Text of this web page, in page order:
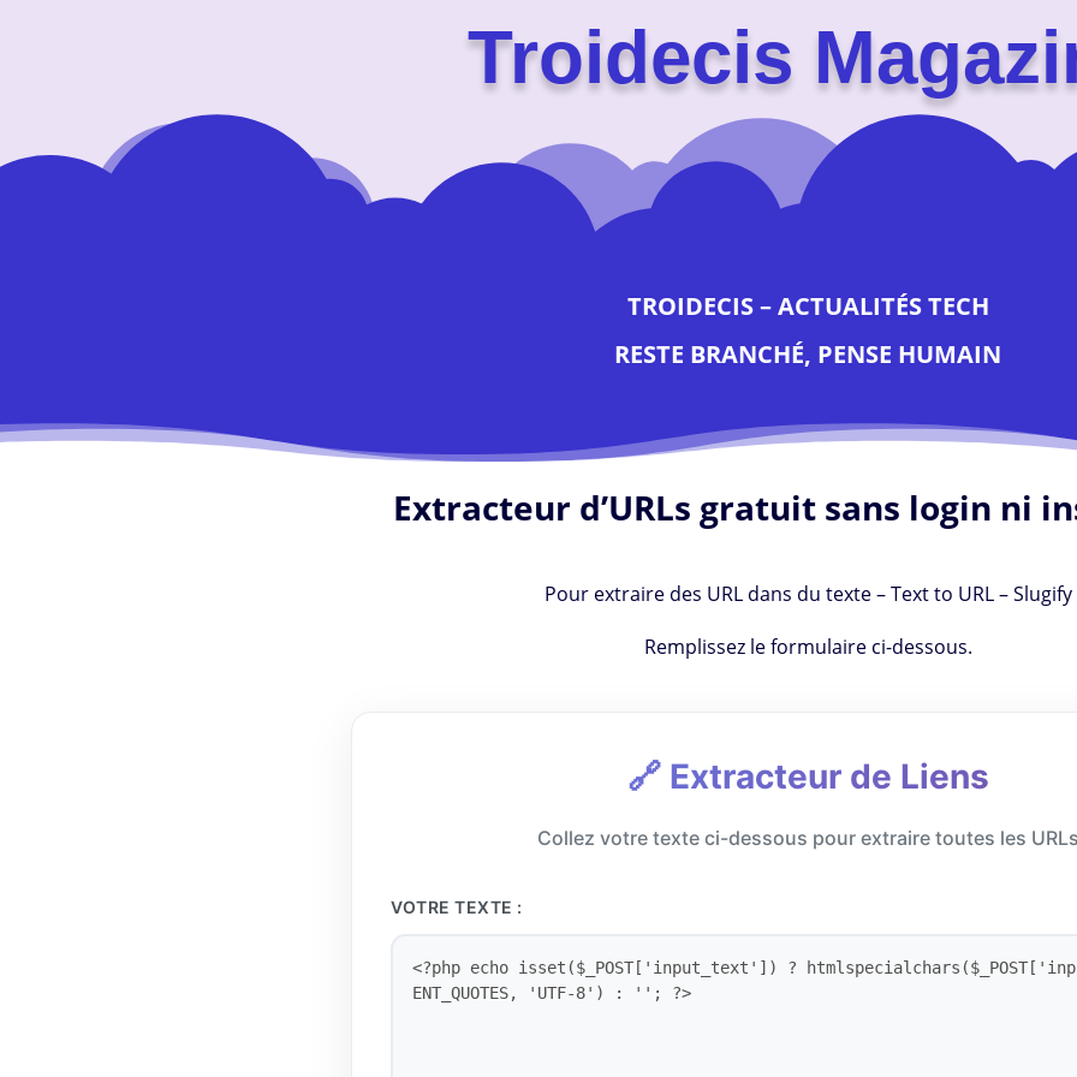
Troidecis
TROIDECIS – ACTUALITÉS TECH
RESTE BRANCHÉ, PENSE HUMAIN
Extracteur d’URLs gratuit sans login ni
Pour extraire des URL dans du texte – Text to URL – Slugify
Remplissez le formulaire ci-dessous.
🔗 Extracteur de Liens
Collez votre texte ci-dessous pour extraire toutes les
VOTRE TEXTE :